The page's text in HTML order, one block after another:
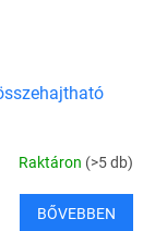
Raktáron (>5 db)
BŐVEBBEN